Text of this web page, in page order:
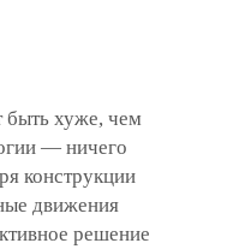
быть хуже, чем
— ничего
конструкции
движения
решение